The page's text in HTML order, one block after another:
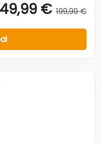
€ 199,99 €